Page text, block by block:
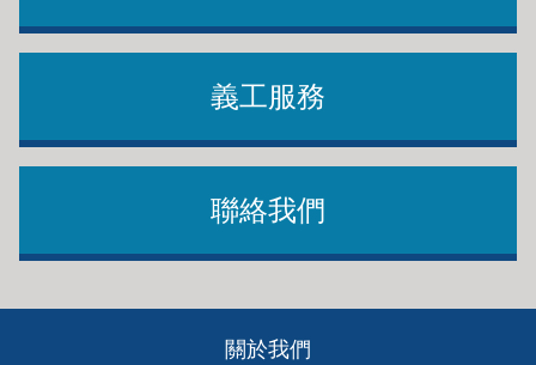
義工服務
聯絡我們
關於我們